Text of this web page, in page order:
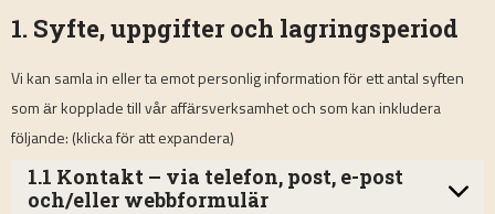
1. Syfte, uppgifter och lagringsperiod
Vi kan samla in eller ta emot personlig information för ett antal syften
som är kopplade till vår affärsverksamhet och som kan inkludera
följande: (klicka för att expandera)
1.1 Kontakt – via telefon, post, e-post
och/eller webbformulär